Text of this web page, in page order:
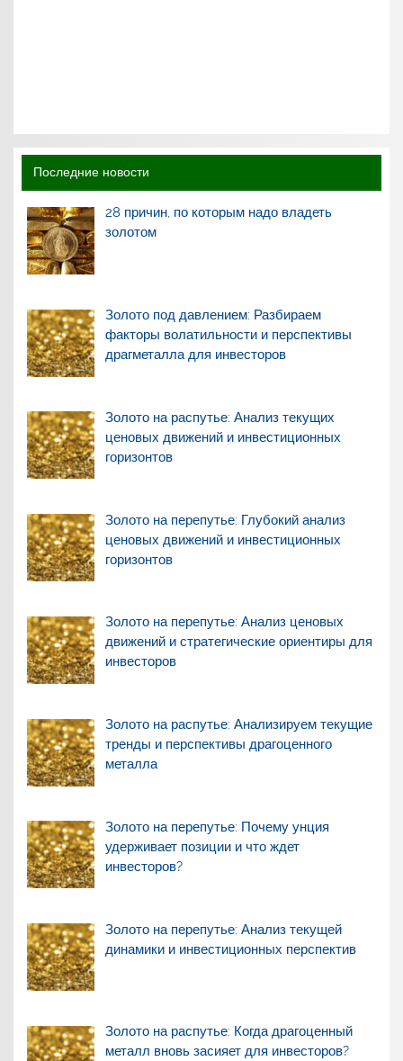
Последние новости
28 причин, по которым надо владеть
золотом
Золото под давлением: Разбираем
факторы волатильности и перспективы
драгметалла для инвесторов
Золото на распутье: Анализ текущих
ценовых движений и инвестиционных
горизонтов
Золото на перепутье: Глубокий анализ
ценовых движений и инвестиционных
горизонтов
Золото на перепутье: Анализ ценовых
движений и стратегические ориентиры для
инвесторов
Золото на распутье: Анализируем текущие
тренды и перспективы драгоценного
металла
Золото на перепутье: Почему унция
удерживает позиции и что ждет
инвесторов?
Золото на перепутье: Анализ текущей
динамики и инвестиционных перспектив
Золото на распутье: Когда драгоценный
металл вновь засияет для инвесторов?